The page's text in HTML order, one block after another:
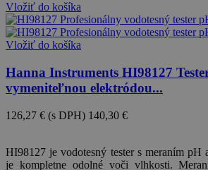
Vložiť do košíka
Vložiť do košíka
Hanna Instruments HI98127
vymeniteľnou elektródou...
126,27 € (s DPH) 140,30 €
HI98127 je vodotesný tester s meraním pH
je kompletne odolné voči vlhkosti.